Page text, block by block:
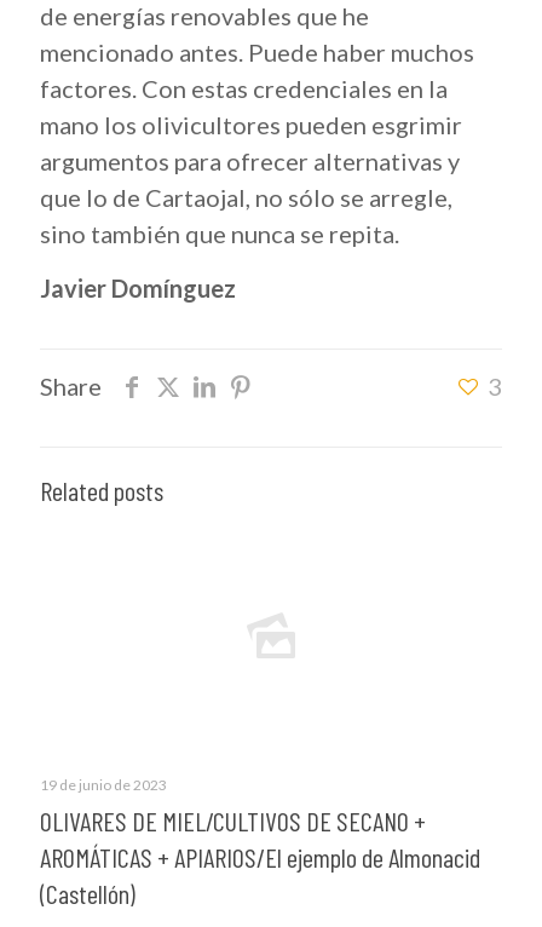
de energías renovables que he
mencionado antes. Puede haber muchos
factores. Con estas credenciales en la
mano los olivicultores pueden esgrimir
argumentos para ofrecer alternativas y
que lo de Cartaojal, no sólo se arregle,
sino también que nunca se repita.
Javier Domínguez
Share 3
Related posts
19 de junio de 2023
OLIVARES DE MIEL/CULTIVOS DE SECANO +
AROMÁTICAS + APIARIOS/El ejemplo de Almonacid
(Castellón)